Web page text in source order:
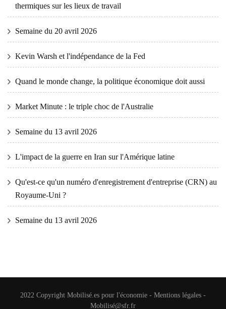
thermiques sur les lieux de travail
Semaine du 20 avril 2026
Kevin Warsh et l'indépendance de la Fed
Quand le monde change, la politique économique doit aussi
Market Minute : le triple choc de l'Australie
Semaine du 13 avril 2026
L'impact de la guerre en Iran sur l'Amérique latine
Qu'est-ce qu'un numéro d'enregistrement d'entreprise (CRN) au
Royaume-Uni ?
Semaine du 13 avril 2026
2022 Copyright Mobilisé.es pour l'économie - Mentions légales -
Mobilisé@sfr.fr